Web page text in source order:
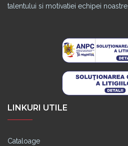
talentului si motivatiei echipei noastre.
LINKURI UTILE
Cataloage